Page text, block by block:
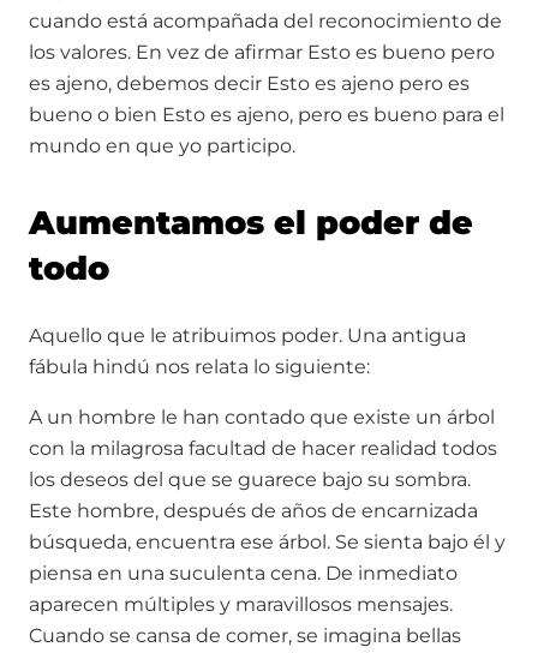
cuando está acompañada del reconocimiento de
los valores. En vez de afirmar Esto es bueno pero
es ajeno, debemos decir Esto es ajeno pero es
bueno o bien Esto es ajeno, pero es bueno para el
mundo en que yo participo.
Aumentamos el poder de
todo
Aquello que le atribuimos poder. Una antigua
fábula hindú nos relata lo siguiente:
A un hombre le han contado que existe un árbol
con la milagrosa facultad de hacer realidad todos
los deseos del que se guarece bajo su sombra.
Este hombre, después de años de encarnizada
búsqueda, encuentra ese árbol. Se sienta bajo él y
piensa en una suculenta cena. De inmediato
aparecen múltiples y maravillosos mensajes.
Cuando se cansa de comer, se imagina bellas